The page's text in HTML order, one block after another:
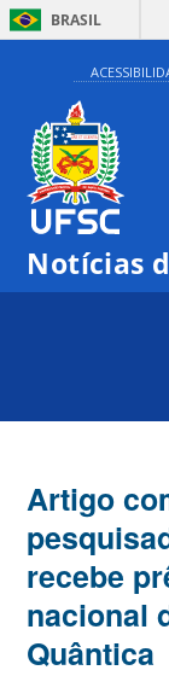
BRASIL
Notícias
Artigo
recebe
nacional
Quântica